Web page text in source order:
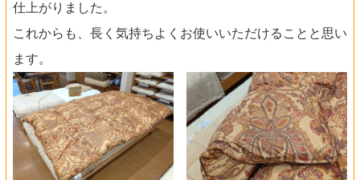
仕上がりました。
これからも、長く気持ちよくお使いいただけることと思い
ます。